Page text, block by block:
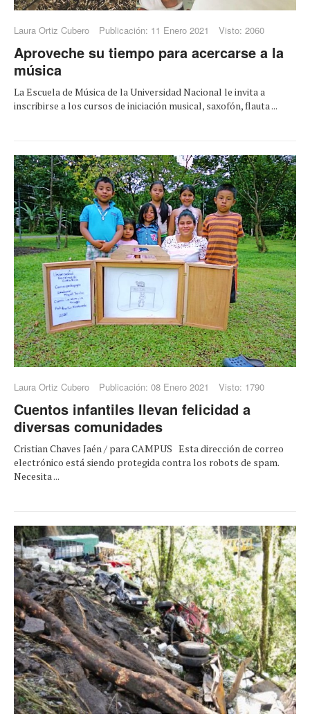
Laura Ortiz Cubero Publicación: 11 Enero 2021 Visto: 2060
Aproveche su tiempo para acercarse a la
música
La Escuela de Música de la Universidad Nacional le invita a
inscribirse a los cursos de iniciación musical, saxofón, flauta ...
Laura Ortiz Cubero Publicación: 08 Enero 2021 Visto: 1790
Cuentos infantiles llevan felicidad a
diversas comunidades
Cristian Chaves Jaén / para CAMPUS Esta dirección de correo
electrónico está siendo protegida contra los robots de spam.
Necesita ...